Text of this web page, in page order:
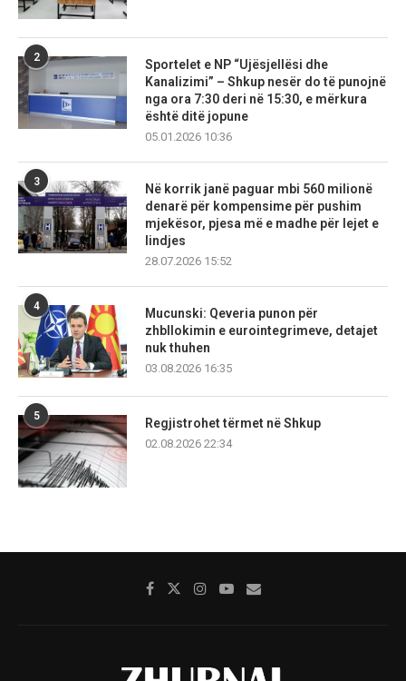
2
Sportelet e NP “Ujësjellësi dhe
Kanalizimi” – Shkup nesër do të punojnë
nga ora 7:30 deri në 15:30, e mërkura
është ditë jopune
05.01.2026 10:36
3
Në korrik janë paguar mbi 560 milionë
denarë për kompensime për pushim
mjekësor, pjesa më e madhe për lejet e
lindjes
28.07.2026 15:52
4
Mucunski: Qeveria punon për
zhbllokimin e eurointegrimeve, detajet
nuk thuhen
03.08.2026 16:35
5
Regjistrohet tërmet në Shkup
02.08.2026 22:34